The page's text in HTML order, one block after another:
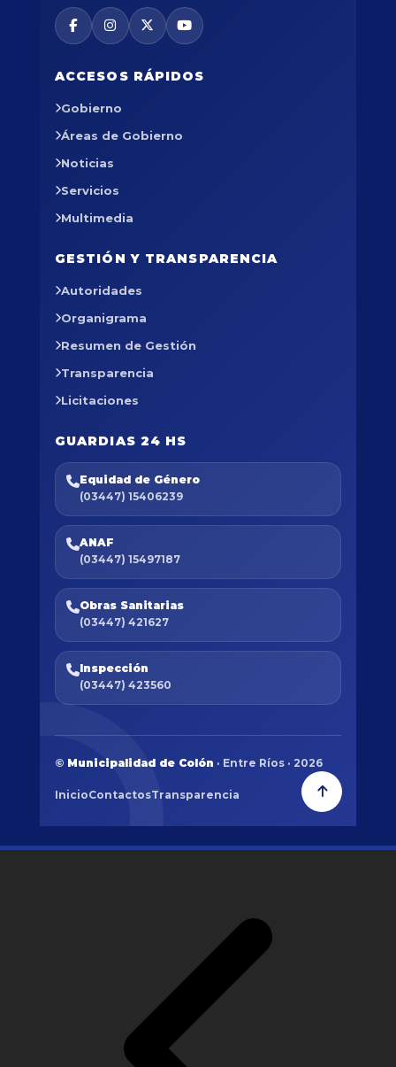
ACCESOS RÁPIDOS
Gobierno
Áreas de Gobierno
Noticias
Servicios
Multimedia
GESTIÓN Y TRANSPARENCIA
Autoridades
Organigrama
Resumen de Gestión
Transparencia
Licitaciones
GUARDIAS 24 HS
Equidad de Género
(03447) 15406239
ANAF
(03447) 15497187
Obras Sanitarias
(03447) 421627
Inspección
(03447) 423560
© Municipalidad de Colón · Entre Ríos · 2026
InicioContactosTransparencia